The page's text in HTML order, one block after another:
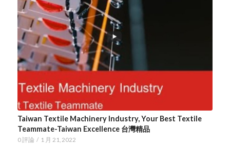
Taiwan Textile Machinery Industry, Your Best Textile
Teammate-Taiwan Excellence 台灣精品
0 評論 / 1 月 21, 2022